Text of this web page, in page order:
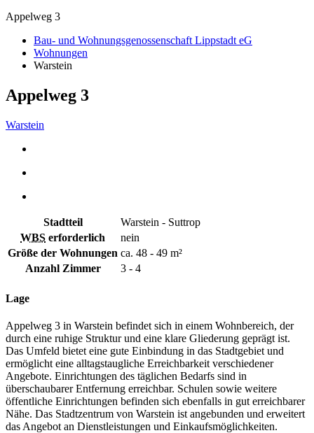
Appelweg 3
Bau- und Wohnungsgenossenschaft Lippstadt eG
Wohnungen
Warstein
Appelweg 3
Warstein
Stadtteil
Warstein - Suttrop
WBS erforderlich
nein
Größe der Wohnungen ca. 48 - 49 m²
Anzahl Zimmer
3 - 4
Lage
Appelweg 3 in Warstein befindet sich in einem Wohnbereich, der
durch eine ruhige Struktur und eine klare Gliederung geprägt ist.
Das Umfeld bietet eine gute Einbindung in das Stadtgebiet und
ermöglicht eine alltagstaugliche Erreichbarkeit verschiedener
Angebote. Einrichtungen des täglichen Bedarfs sind in
überschaubarer Entfernung erreichbar. Schulen sowie weitere
öffentliche Einrichtungen befinden sich ebenfalls in gut erreichbarer
Nähe. Das Stadtzentrum von Warstein ist angebunden und erweitert
das Angebot an Dienstleistungen und Einkaufsmöglichkeiten.